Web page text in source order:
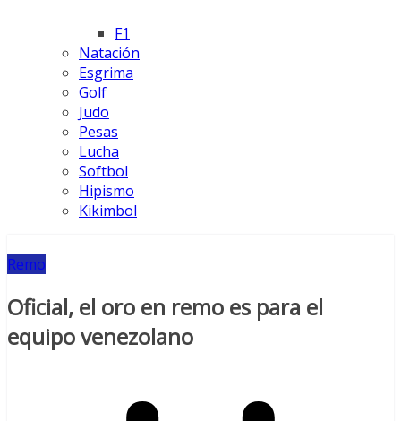
F1
Natación
Esgrima
Golf
Judo
Pesas
Lucha
Softbol
Hipismo
Kikimbol
Remo
Oficial, el oro en remo es para el
equipo venezolano